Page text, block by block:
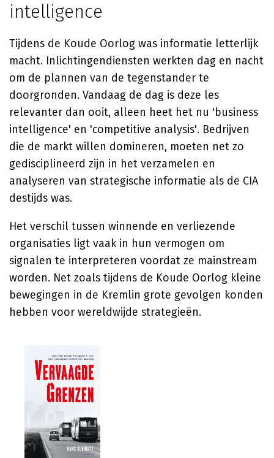
intelligence
Tijdens de Koude Oorlog was informatie letterlijk
macht. Inlichtingendiensten werkten dag en nacht
om de plannen van de tegenstander te
doorgronden. Vandaag de dag is deze les
relevanter dan ooit, alleen heet het nu 'business
intelligence' en 'competitive analysis'. Bedrijven
die de markt willen domineren, moeten net zo
gedisciplineerd zijn in het verzamelen en
analyseren van strategische informatie als de CIA
destijds was.
Het verschil tussen winnende en verliezende
organisaties ligt vaak in hun vermogen om
signalen te interpreteren voordat ze mainstream
worden. Net zoals tijdens de Koude Oorlog kleine
bewegingen in de Kremlin grote gevolgen konden
hebben voor wereldwijde strategieën.